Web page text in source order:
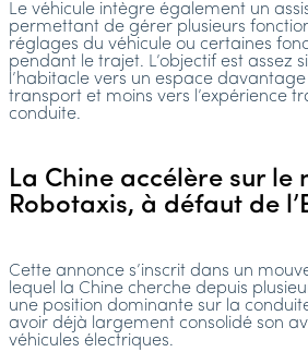
Le véhicule intègre également un
permettant de gérer plusieurs
réglages du véhicule ou certaines
pendant le trajet. L’objectif est assez
l’habitacle vers un espace
transport et moins vers l’expérience
conduite.
La Chine accélère sur le
Robotaxis, à défaut de
Cette annonce s’inscrit dans un
lequel la Chine cherche depuis
une position dominante sur la
avoir déjà largement consolidé son
véhicules électriques.